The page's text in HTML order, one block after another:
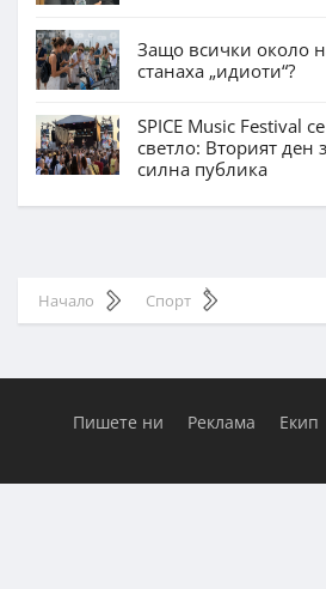
Защо всички около
станаха „идиоти“?
SPICE Music Festival
светло: Вторият ден
силна публика
Начало Спорт
Пишете ни Реклама Екип